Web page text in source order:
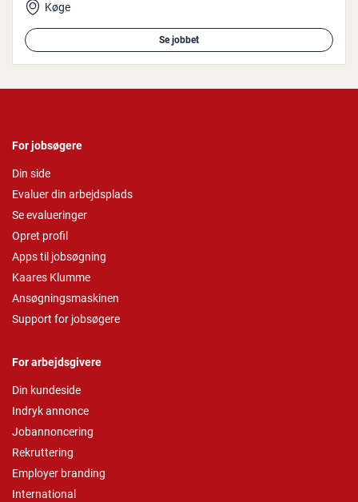
Køge
Se jobbet
For jobsøgere
Din side
Evaluer din arbejdsplads
Se evalueringer
Opret profil
Apps til jobsøgning
Kaares Klumme
Ansøgningsmaskinen
Support for jobsøgere
For arbejdsgivere
Din kundeside
Indryk annonce
Jobannoncering
Rekruttering
Employer branding
International